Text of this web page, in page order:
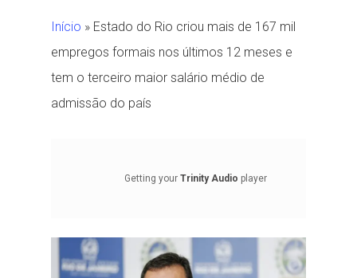
Início » Estado do Rio criou mais de 167 mil
empregos formais nos últimos 12 meses e
tem o terceiro maior salário médio de
admissão do país
Getting your Trinity Audio player
ready...